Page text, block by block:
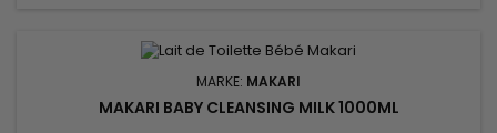
MARKE: MAKARI
MAKARI BABY CLEANSING MILK 1000ML